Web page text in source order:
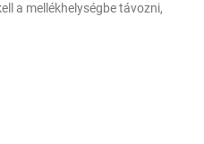
a mellékhelységbe távozni,